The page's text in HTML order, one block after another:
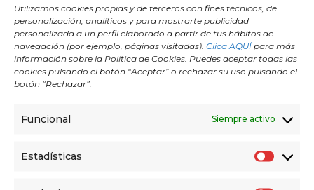
Utilizamos cookies propias y de terceros con fines técnicos, de
personalización, analíticos y para mostrarte publicidad
personalizada a un perfil elaborado a partir de tus hábitos de
navegación (por ejemplo, páginas visitadas). Clica AQUÍpara más
información sobre la Política de Cookies. Puedes aceptar todas las
cookies pulsando el botón “Aceptar” o rechazar su uso pulsando el
botón “Rechazar”.
Funcional Siempre activo
Estadísticas
los músculos para llegar a ligamentos, tendones y
fascias. Se enfoca en la meditación y la conciencia
respiratoria, promoviendo la relajación profunda y la
liberación de tensiones emocionales.
Este enfoque tranquilo y prolongado favorece la
energía vital en el cuerpo.
Beneficios de practicar Yin Yoga